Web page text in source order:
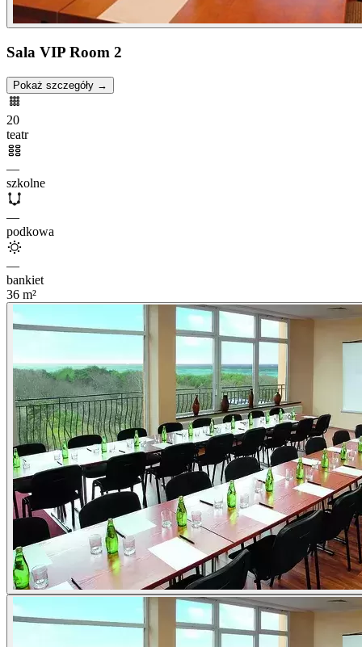
Sala VIP Room 2
Pokaż szczegóły →
20
teatr
—
szkolne
—
podkowa
—
bankiet
36 m²